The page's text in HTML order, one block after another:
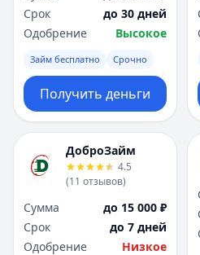
Срок
до 30 дней
Одобрение
Высокое
Займ бесплатно Срочно
Получить деньги
ДоброЗайм
4.5
(11 отзывов)
Сумма
до 15 000 ₽
Срок
до 7 дней
Одобрение
Низкое